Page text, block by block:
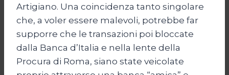
Artigiano. Una coincidenza tanto singolare
che, a voler essere malevoli, potrebbe far
supporre che le transazioni poi bloccate
dalla Banca d’Italia e nella lente della
Procura di Roma, siano state veicolate